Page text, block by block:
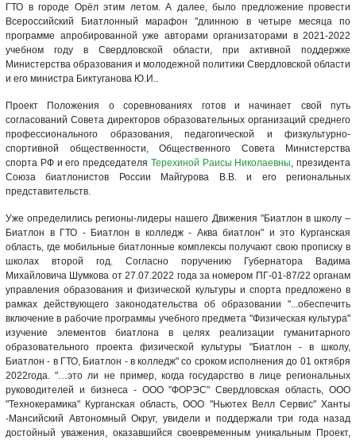
ГТО в городе Орёл этим летом. А далее, было предложение провести
Всероссийский Биатлонный марафон "длинною в четыре месяца по
программе апробированной уже авторами организаторами в 2021-2022
учебном году в Свердловской области, при активной поддержке
Министерства образования и молодежной политики Свердловской области
и его министра Биктуганова Ю.И..
Проект Положения о соревнованиях готов и начинает свой путь
согласований Совета директоров образовательных организаций среднего
профессионального образования, педагогической и физкультурно-
спортивной общественности, Общественного Совета Министерства
спорта РФ и его председателя Терехиной Раисы Николаевны, президента
Союза биатлонистов России Майгурова В.В. и его региональных
представительств.
Уже определились регионы-лидеры нашего Движения "Биатлон в школу –
Биатлон в ГТО - Биатлон в колледж - Аква биатлон" и это Курганская
область, где мобильные биатлонные комплексы получают свою прописку в
школах второй год. Согласно поручению Губернатора Вадима
Михайловича Шумкова от 27.07.2022 года за номером ПГ-01-87/22 органам
управления образования и физической культуры и спорта предложено в
рамках действующего законодательства об образовании "...обеспечить
включение в рабочие программы учебного предмета "Физическая культура"
изучение элементов биатлона в целях реализации гуманитарного
образовательного проекта физической культуры "Биатлон - в школу,
Биатлон - в ГТО, Биатлон - в колледж" со сроком исполнения до 01 октября
2022года. "…это ли не пример, когда государство в лице региональных
руководителей и бизнеса - ООО "ФОРЭС" Свердловская область, ООО
"Технокерамика" Курганская область, ООО "Ньютех Велл Сервис" Ханты
-Мансийский Автономный Округ, увидели и поддержали три года назад
достойный уважения, оказавшийся своевременным уникальным Проект,